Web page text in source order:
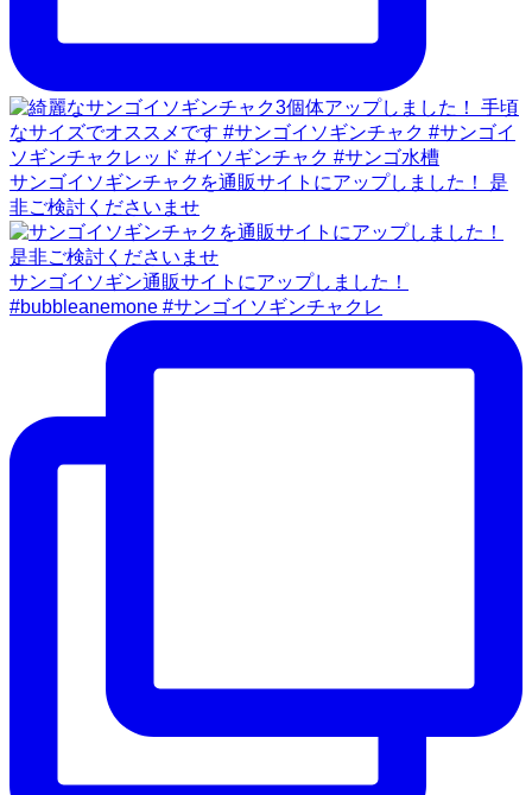
サンゴイソギンチャクを通販サイトにアップしました！ 是
非ご検討くださいませ
サンゴイソギン通販サイトにアップしました！
#bubbleanemone #サンゴイソギンチャクレ